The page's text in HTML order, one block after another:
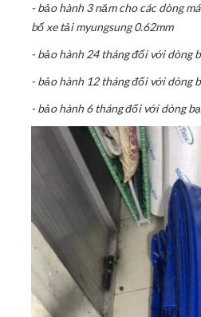
- bảo hành 3 năm cho các dòng
bố xe tải myungsung 0.62mm
- bảo hành 24 tháng đối với dòng
- bảo hành 12 tháng đối với dòng
- bảo hành 6 tháng đối với dòng